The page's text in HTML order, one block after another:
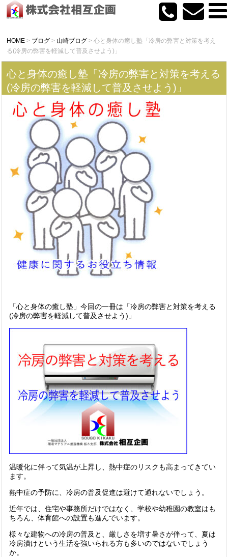
HOME > ブログ > 山崎ブログ > 心と身体の癒し塾「冷房の弊害と対策を考え
る(冷房の弊害を軽減して普及させよう)」
心と身体の癒し塾「冷房の弊害と対策を考える
(冷房の弊害を軽減して普及させよう)」
「心と身体の癒し塾」今回の一冊は「冷房の弊害と対策を考える
(冷房の弊害を軽減して普及させよう)」
温暖化に伴って気温が上昇し、熱中症のリスクも高まってきてい
ます。
熱中症の予防に、冷房の普及促進は避けて通れないでしょう。
近年では、住宅や事務所だけではなく、学校や幼稚園の教室はも
ちろん、体育館への設置も進んでいます。
様々な建物への冷房の普及と、厳しさを増す暑さが伴って、夏は
冷房漬けという生活を強いられる方も多いのではないでしょう
か。